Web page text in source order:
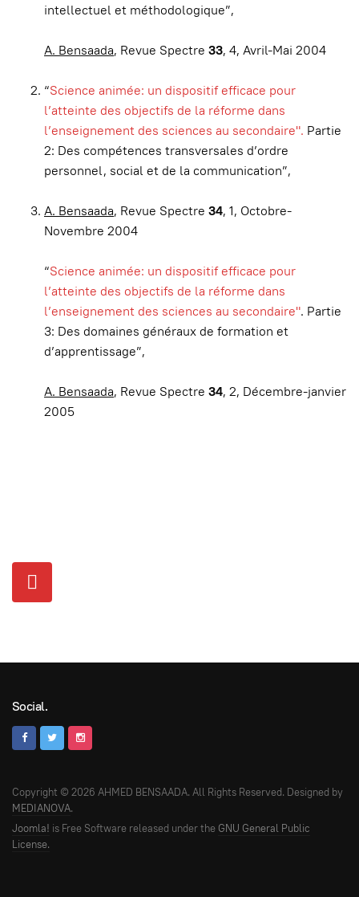
intellectuel et méthodologique”,
A. Bensaada, Revue Spectre 33, 4, Avril-Mai 2004
“Science animée: un dispositif efficace pour
l’atteinte des objectifs de la réforme dans
l’enseignement des sciences au secondaire". Partie
2: Des compétences transversales d’ordre
personnel, social et de la communication”,
A. Bensaada, Revue Spectre 34, 1, Octobre-
Novembre 2004
“Science animée: un dispositif efficace pour
l’atteinte des objectifs de la réforme dans
l’enseignement des sciences au secondaire". Partie
3: Des domaines généraux de formation et
d’apprentissage”,
A. Bensaada, Revue Spectre 34, 2, Décembre-janvier
2005
Social.
Copyright © 2026 AHMED BENSAADA. All Rights Reserved. Designed by
MEDIANOVA.
Joomla! is Free Software released under the GNU General Public
License.